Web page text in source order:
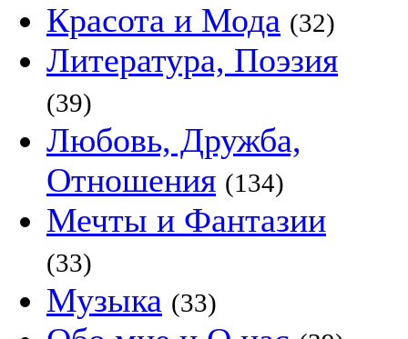
Красота и Мода (32)
Литература, Поэзия
(39)
Любовь, Дружба,
Отношения (134)
Мечты и Фантазии
(33)
Музыка (33)